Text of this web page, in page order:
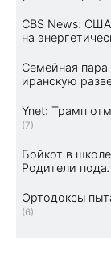
CBS News:
на
Семейная пара
иранскую
Ynet: Трамп
(7)
Бойкот в
Родители
Ортодоксы
(6)